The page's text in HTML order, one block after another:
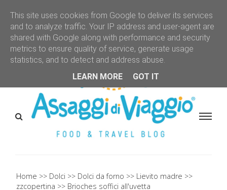
Home Dolci Dolci da forno
Lievito madre
zzcopertina
Brioches soffici all'uvetta
This site uses cookies from Google to deliver its services
and to analyze traffic. Your IP address and user-agent are
shared with Google along with performance and security
metrics to ensure quality of service, generate usage
statistics, and to detect and address abuse.
LEARN MORE
GOT IT